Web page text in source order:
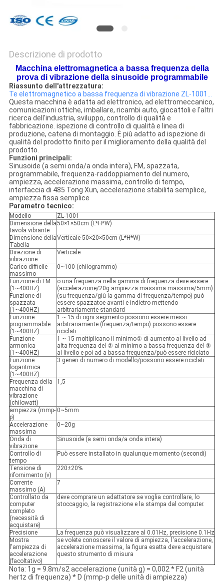
Descrizione di prodotto
Macchina elettromagnetica a bassa frequenza della
prova di vibrazione della sinusoide programmabile
Riassunto dell'attrezzatura:
Te elettromagnetico a bassa frequenza di vibrazione ZL-1001…
Questa macchina è adatta ad elettronico, ad elettromeccanico,
comunicazioni ottiche, imballare, ricambi auto, giocattoli e l'altri
ricerca dell'industria, sviluppo, controllo di qualità e
fabbricazione. ispezione di controllo di qualità e linea di
produzione, catena di montaggio. È più adatto ad ispezione di
qualità del prodotto finito per il miglioramento della qualità del
prodotto.
Funzioni principali:
Sinusoide (a semi onda/a onda intera), FM, spazzata,
programmabile, frequenza-raddoppiamento del numero,
ampiezza, accelerazione massima, controllo di tempo,
interfaccia di 485 Tong Xun, accelerazione stabilita semplice,
ampiezza fissa semplice
Parametro tecnico:
Modello
ZL-1001
Dimensione della
tavola vibrante
50×1×50cm (L*H*W)
Dimensione della
Tabella
Verticale 50×20×50cm (L*H*W)
Direzione di
vibrazione
Verticale
Carico difficile
massimo
0~100 (chilogrammo)
Funzione di FM
(1~400HZ)
o una frequenza nella gamma di frequenza deve essere
(accelerazione/20g ampiezza massima massima/5mm)
Funzione di
spazzata
(1~400HZ)
(su frequenza/giù la gamma di frequenza/tempo) può
essere spazzatoe avanti e indietro mettendo
arbitrariamente standard
Funzione
programmabile
(1~400HZ)
1 ~ 15 di ogni segmento possono essere messi
arbitrariamente (frequenza/tempo) possono essere
riciclati
Funzione
armonica
(1~400HZ)
1 ~ 15 moltiplicano il minimo① di aumento al livello ad
alta frequenza del ② al minimo a bassa frequenza del ③
al livello e poi ad a bassa frequenza/può essere riciclato
Funzione
logaritmica
(1~400HZ)
3 generi di numero di modello/possono essere riciclati
Frequenza della
macchina di
vibrazione
(chilowatt)
1,5
ampiezza (mmp-
p)
0~5mm
Accelerazione
massima
0~20g
Onda di
vibrazione
Sinusoide (a semi onda/a onda intera)
Controllo di
tempo
Può essere installato in qualunque momento (secondi)
Tensione di
rifornimento (v)
220±20%
Corrente
massimo (A)
7
Controllato da
computer
completo
(necessità di
acquistare)
deve comprare un adattatore se voglia controllare, lo
stoccaggio, la registrazione e la stampa dal computer.
Precisione
La frequenza può visualizzare al 0.01Hz, precisione 0.1Hz
Mostra
l'ampiezza di
accelerazione
(facoltativo)
se volete conoscere il valore di ampiezza, l'accelerazione,
accelerazione massima, la figura esatta deve acquistare
questo strumento di misura
Nota: 1g = 9.8m/s2 accelerazione (unità g) = 0,002 * F2 (unità
hertz di frequenza) * D (mmp-p delle unità di ampiezza)